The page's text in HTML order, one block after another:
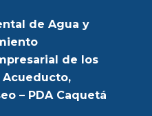
de Agua y
de los
– PDA Caquetá